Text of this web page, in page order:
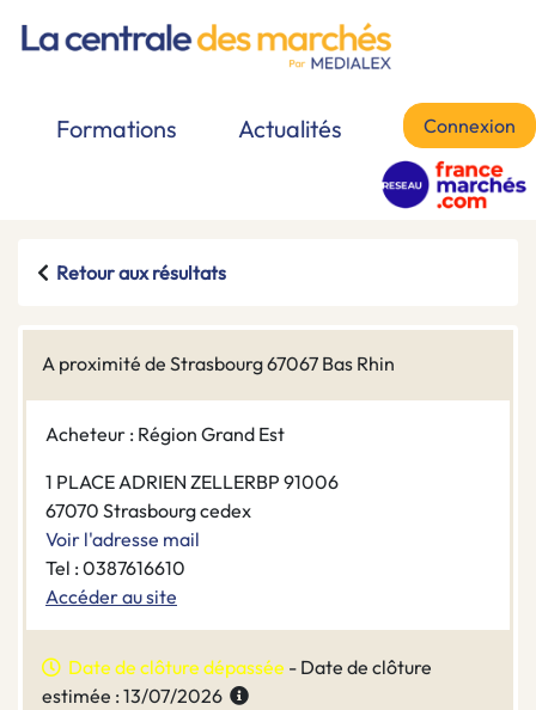
Formations Actualités Connexion
Retour aux résultats
A proximité de Strasbourg 67067 Bas Rhin
Acheteur : Région Grand Est
1 PLACE ADRIEN ZELLERBP 91006
67070 Strasbourg cedex
Voir l'adresse mail
Tel : 0387616610
Accéder au site
Date de clôture dépassée - Date de clôture
estimée : 13/07/2026